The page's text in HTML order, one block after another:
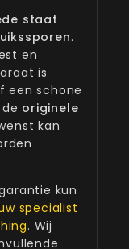
staat
.
en
is
een schone
originele
kan
kun
specialist
. Wij